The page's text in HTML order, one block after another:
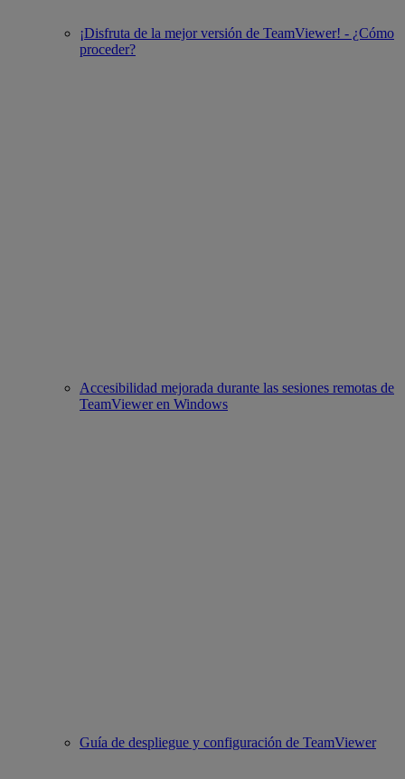
¡Disfruta de la mejor versión de TeamViewer! - ¿Cómo
proceder?
Accesibilidad mejorada durante las sesiones remotas de
TeamViewer en Windows
Guía de despliegue y configuración de TeamViewer